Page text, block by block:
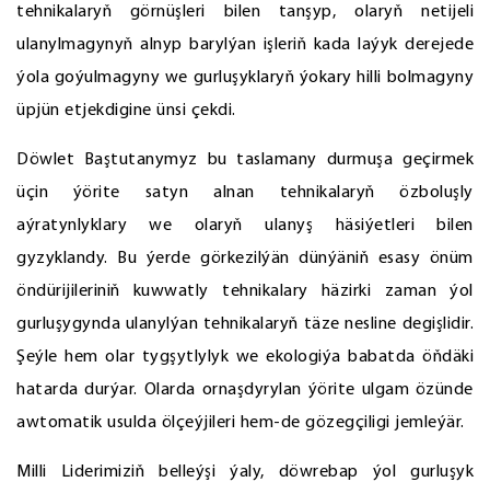
tehnikalaryň görnüşleri bilen tanşyp, olaryň netijeli
ulanylmagynyň alnyp barylýan işleriň kada laýyk derejede
ýola goýulmagyny we gurluşyklaryň ýokary hilli bolmagyny
üpjün etjekdigine ünsi çekdi.
Döwlet Baştutanymyz bu taslamany durmuşa geçirmek
üçin ýörite satyn alnan tehnikalaryň özboluşly
aýratynlyklary we olaryň ulanyş häsiýetleri bilen
gyzyklandy. Bu ýerde görkezilýän dünýäniň esasy önüm
öndürijileriniň kuwwatly tehnikalary häzirki zaman ýol
gurluşygynda ulanylýan tehnikalaryň täze nesline degişlidir.
Şeýle hem olar tygşytlylyk we ekologiýa babatda öňdäki
hatarda durýar. Olarda ornaşdyrylan ýörite ulgam özünde
awtomatik usulda ölçeýjileri hem-de gözegçiligi jemleýär.
Milli Liderimiziň belleýşi ýaly, döwrebap ýol gurluşyk